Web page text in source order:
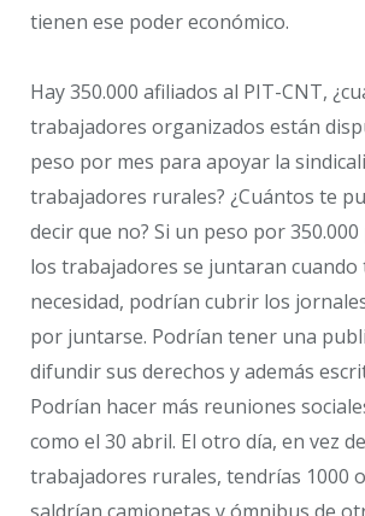
tienen ese poder económico.
Hay 350.000 afiliados al PIT-CNT,
trabajadores organizados están
peso por mes para apoyar la
trabajadores rurales? ¿Cuántos te
decir que no? Si un peso por
los trabajadores se juntaran cuando
necesidad, podrían cubrir los
por juntarse. Podrían tener una
difundir sus derechos y además
Podrían hacer más reuniones
como el 30 abril. El otro día, en vez
trabajadores rurales, tendrías 1000